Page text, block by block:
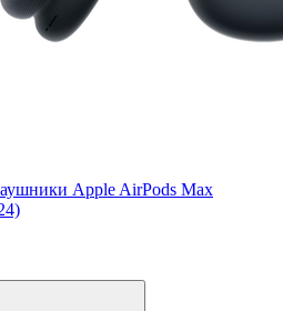
Apple AirPods Max